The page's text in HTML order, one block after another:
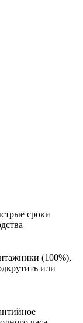
сроки
(100%),
или